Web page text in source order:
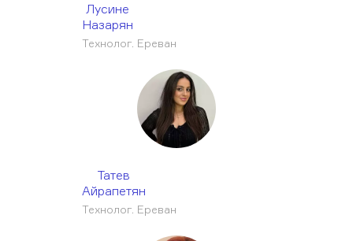
Лусине
Назарян
Технолог. Ереван
Татев
Айрапетян
Технолог. Ереван